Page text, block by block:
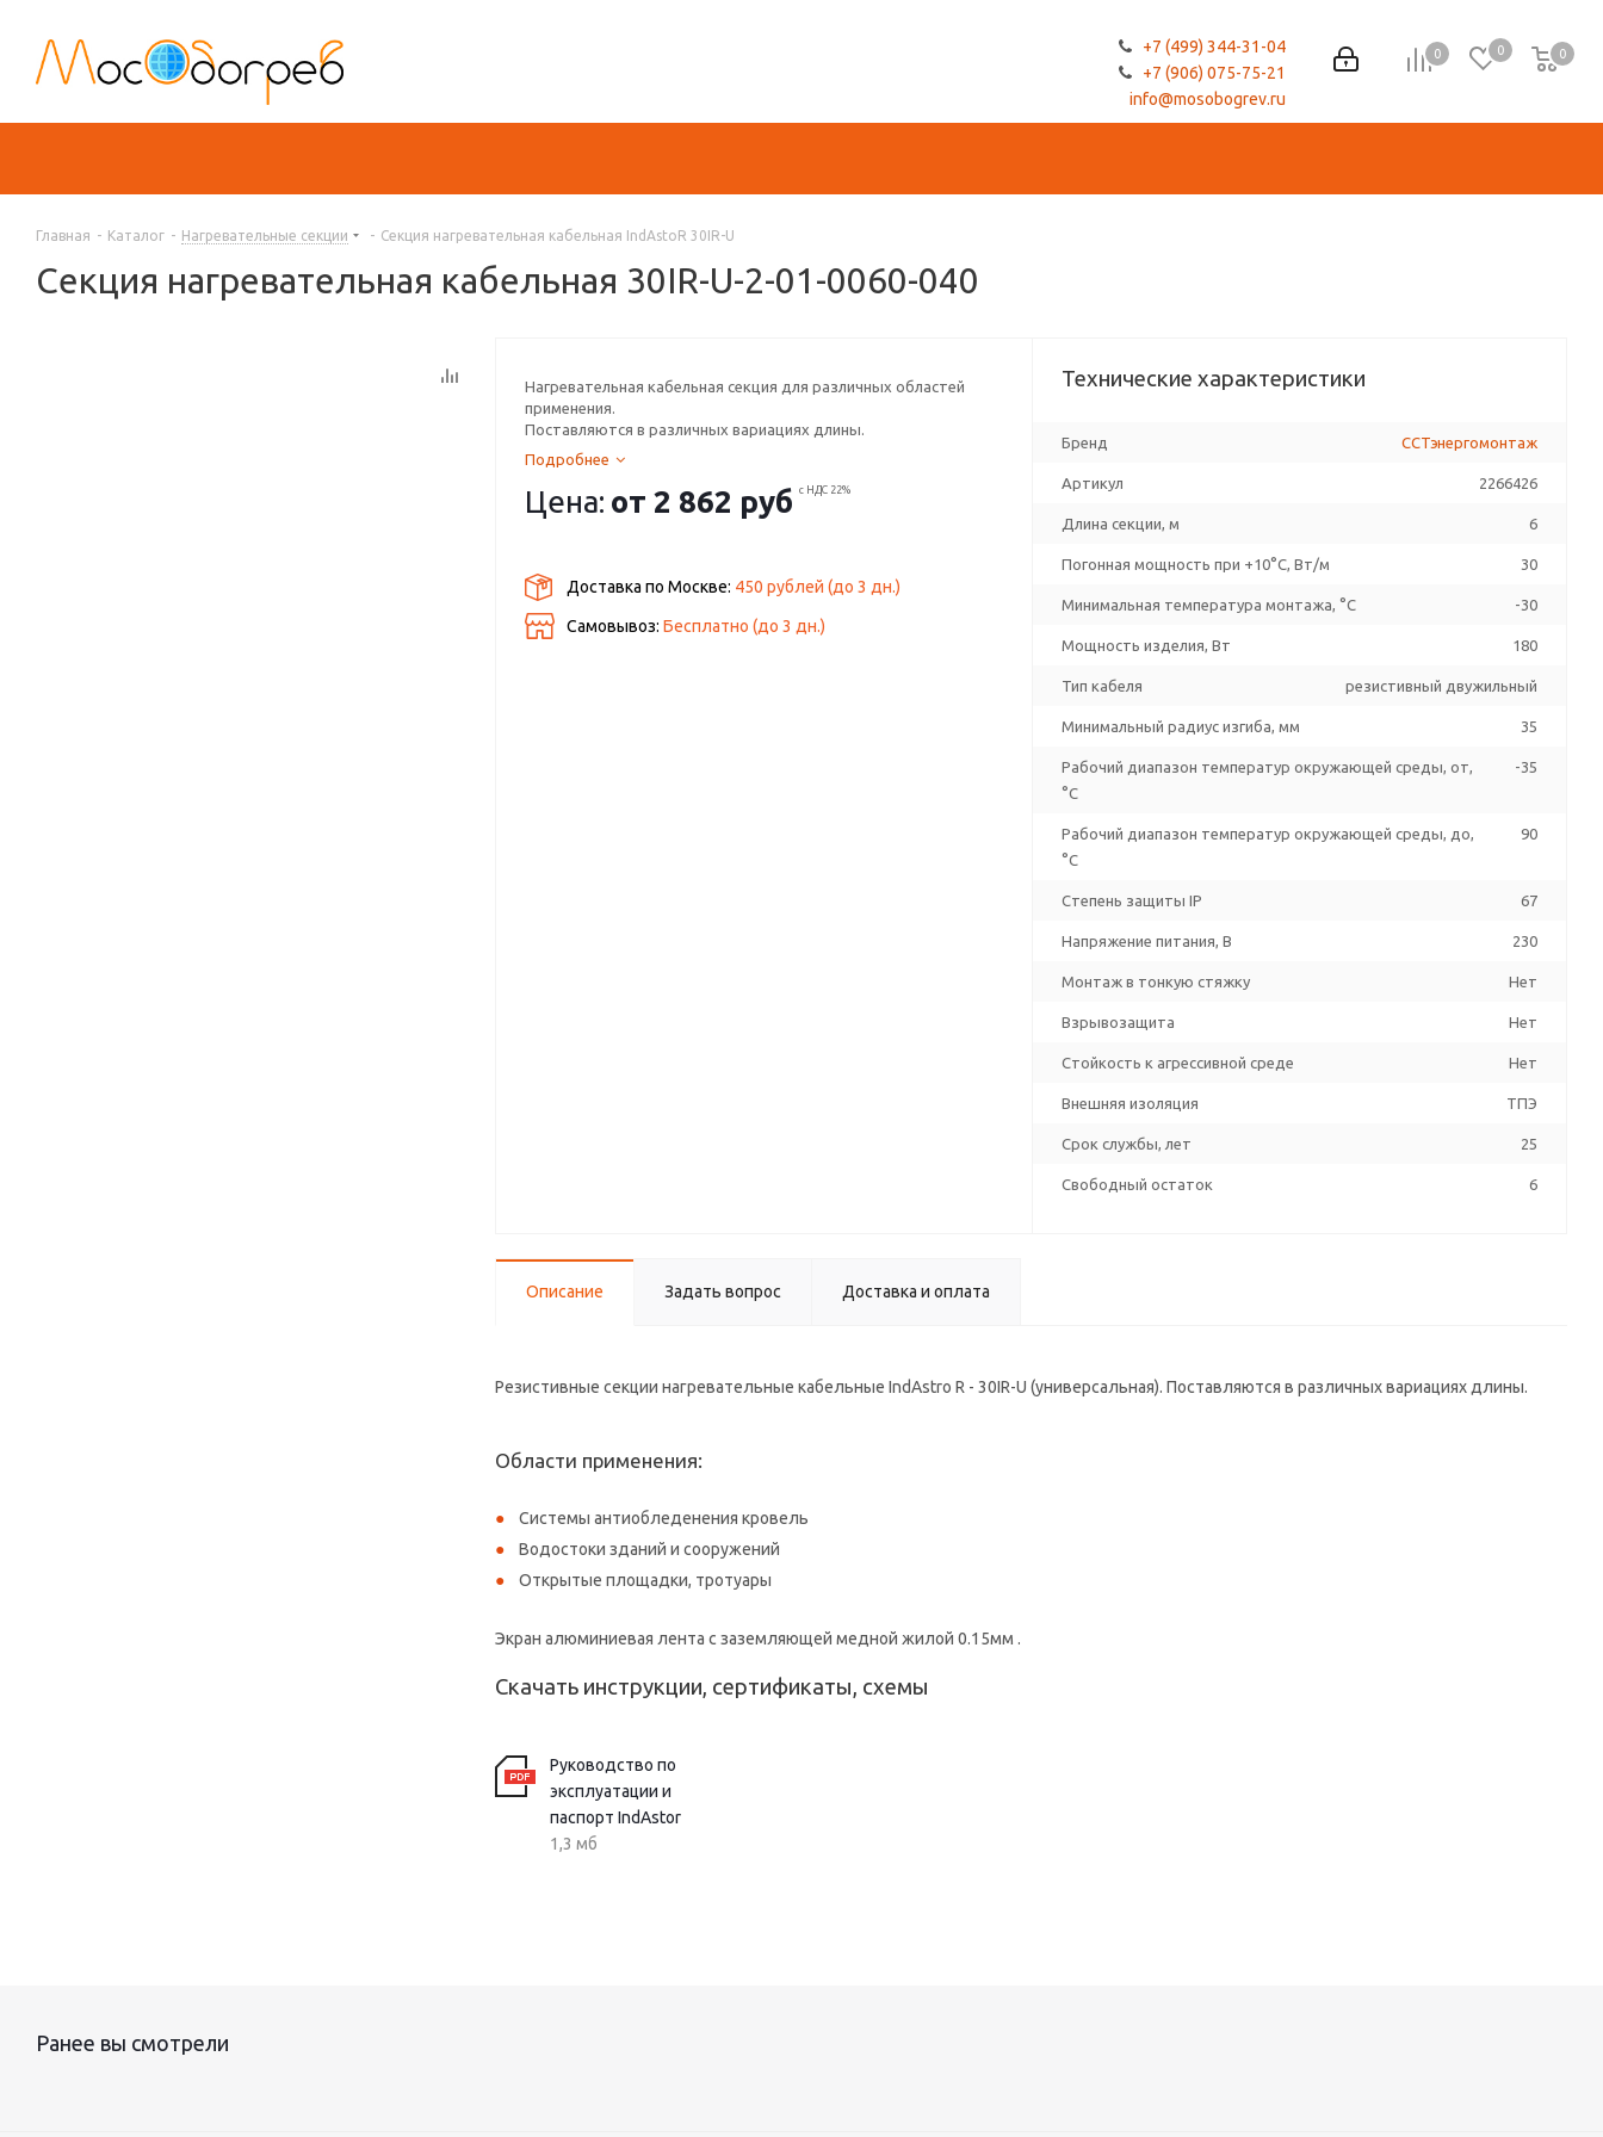
0 0 0
0
+7 (499) 344-31-04
+7 (906) 075-75-21
info@mosobogrev.ru
Главная - Каталог - Нагревательные секции - Секция нагревательная кабельная IndAstoR 30IR-U
Секция нагревательная кабельная 30IR-U-2-01-0060-040
Нагревательная кабельная секция для различных областей
применения.
Поставляются в различных вариациях длины.
Подробнее
Цена: от2 862 руб с НДС 22%
Доставка по Москве: 450 рублей (до3 дн.)
Самовывоз:Бесплатно (до3 дн.)
Технические характеристики
Бренд ССТэнергомонтаж
Артикул 2266426
Длина секции, м 6
Погонная мощность при +10°С, Вт/м 30
Минимальная температура монтажа, °C -30
Мощность изделия, Вт 180
Тип кабеля резистивный двужильный
Минимальный радиус изгиба, мм 35
Рабочий диапазон температур окружающей среды, от,
°C
-35
Рабочий диапазон температур окружающей среды, до,
°C
90
Степень защиты IP 67
Напряжение питания, В 230
Монтаж в тонкую стяжку Нет
Взрывозащита Нет
Стойкость к агрессивной среде Нет
Внешняя изоляция ТПЭ
Срок службы, лет 25
Свободный остаток 6
Описание Задать вопрос Доставка и оплата
Резистивные секции нагревательные кабельные IndAstro R - 30IR-U (универсальная). Поставляются в различных вариациях длины.
Области применения:
Системы антиобледенения кровель
Водостоки зданий и сооружений
Открытые площадки, тротуары
Экран алюминиевая лента с заземляющей медной жилой 0.15мм .
Скачать инструкции, сертификаты, схемы
Руководство по
эксплуатации и
паспорт IndAstor
1,3 мб
Ранее вы смотрели